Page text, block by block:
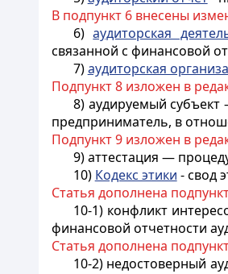
В подпункт 6 внесены
6)аудиторская
связанной с финансовой
7)аудиторская
Подпункт 8 изложен в
8) аудируемый
предприниматель, в
Подпункт 9 изложен в
9) аттестация —
10) Кодекс этики - свод
Статья дополнена
10-1) конфликт
финансовой отчетности
Статья дополнена
10-2) недостоверный